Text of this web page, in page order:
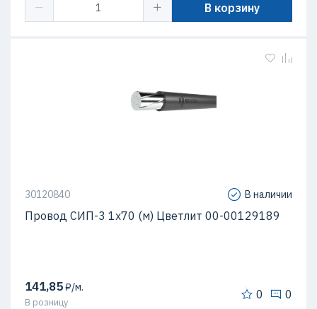
В корзину
30120840 В наличии
Провод СИП-3 1х70 (м) Цветлит 00-00129189
141,85₽/м.
В розницу
0 0